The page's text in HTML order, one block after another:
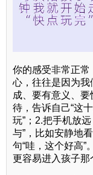
你的感受非常正
心，往往是因为
成、要有意义、
待，告诉自己“这
玩”；2.把手机放
与”，比如安静地
句“哇，这个好高”
更容易进入孩子那